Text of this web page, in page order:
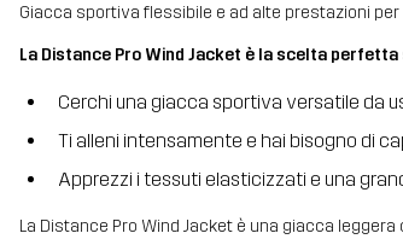
Giacca sportiva flessibile e ad alte prestazioni
La Distance Pro Wind Jacket è la scelta perfetta
Cerchi una giacca sportiva versatile da
Ti alleni intensamente e hai bisogno di
Apprezzi i tessuti elasticizzati e una
La Distance Pro Wind Jacket è una giacca